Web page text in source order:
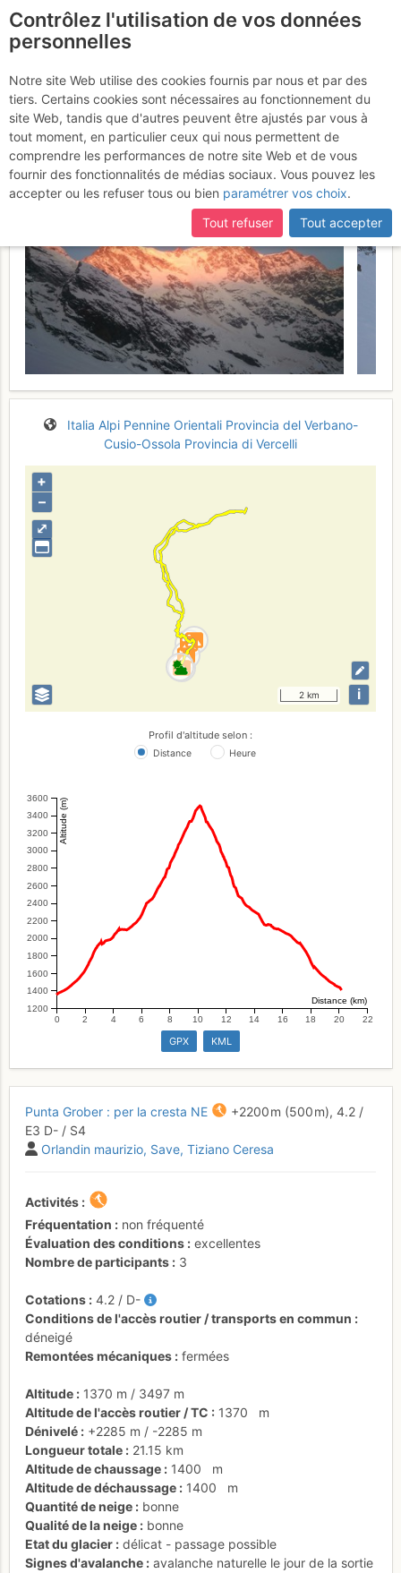
Punta Grober : per la
cresta NE "Via dei
Cammelli"
Vendredi 31 mars 2017
Italia Alpi Pennine Orientali Provincia del Verbano-
Cusio-Ossola Provincia di Vercelli
⤢
+
–
2 km i
Profil d'altitude selon :
Distance Heure
1200
1400
1600
1800
2000
2200
2400
2600
2800
3000
3200
3400
3600 Altitude (m)
0 2 4 6 8 10 12 14 16 18 20 22
Distance (km)
GPX KML
Punta Grober : per la cresta NE +2200 m (500 m), 4.2 /
E3 D- / S4
Orlandin maurizio Save Tiziano Ceresa
Activités
Fréquentation
non fréquenté
Évaluation des conditions
excellentes
Nombre de participants
3
Cotations 4.2 / D-
Conditions de l'accès routier / transports en commun
déneigé
Remontées mécaniques
fermées
Altitude 1370 m / 3497 m
Altitude de l'accès routier / TC
1370
m
Dénivelé
+2285 m / -2285 m
Longueur totale
21.15 km
Altitude de chaussage
1400
m
Altitude de déchaussage
1400
m
Quantité de neige
bonne
Qualité de la neige
bonne
Etat du glacier
délicat - passage possible
Signes d'avalanche
avalanche naturelle le jour de la sortie
Contrôlez l'utilisation de vos données
personnelles
Notre site Web utilise des cookies fournis par nous et par des
tiers. Certains cookies sont nécessaires au fonctionnement du
site Web, tandis que d'autres peuvent être ajustés par vous à
tout moment, en particulier ceux qui nous permettent de
comprendre les performances de notre site Web et de vous
fournir des fonctionnalités de médias sociaux. Vous pouvez les
accepter ou les refuser tous ou bien paramétrer vos choix.
Tout refuser
Tout accepter